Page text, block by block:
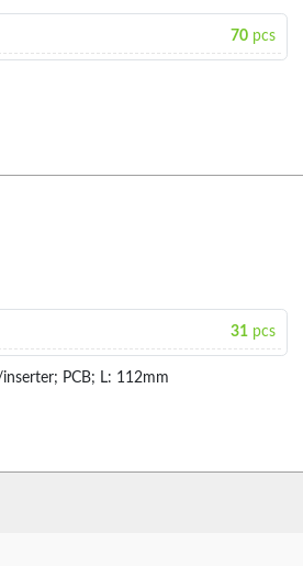
70 pcs
31 pcs
PCB; L: 112mm